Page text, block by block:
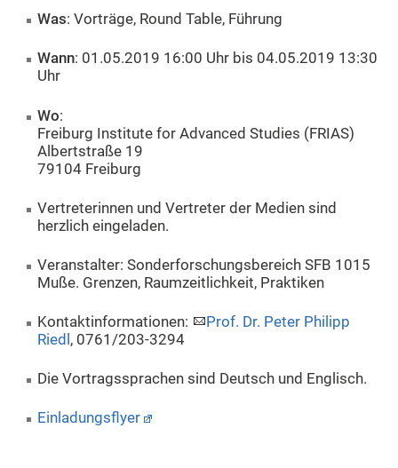
Was: Vorträge, Round Table, Führung
Wann: 01.05.2019 16:00 Uhr bis 04.05.2019 13:30
Uhr
Wo:
Freiburg Institute for Advanced Studies (FRIAS)
Albertstraße 19
79104 Freiburg
Vertreterinnen und Vertreter der Medien sind
herzlich eingeladen.
Veranstalter: Sonderforschungsbereich SFB 1015
Muße. Grenzen, Raumzeitlichkeit, Praktiken
Kontaktinformationen:
Prof. Dr. Peter Philipp
Riedl , 0761/203-3294
Die Vortragssprachen sind Deutsch und Englisch.
Einladungsflyer